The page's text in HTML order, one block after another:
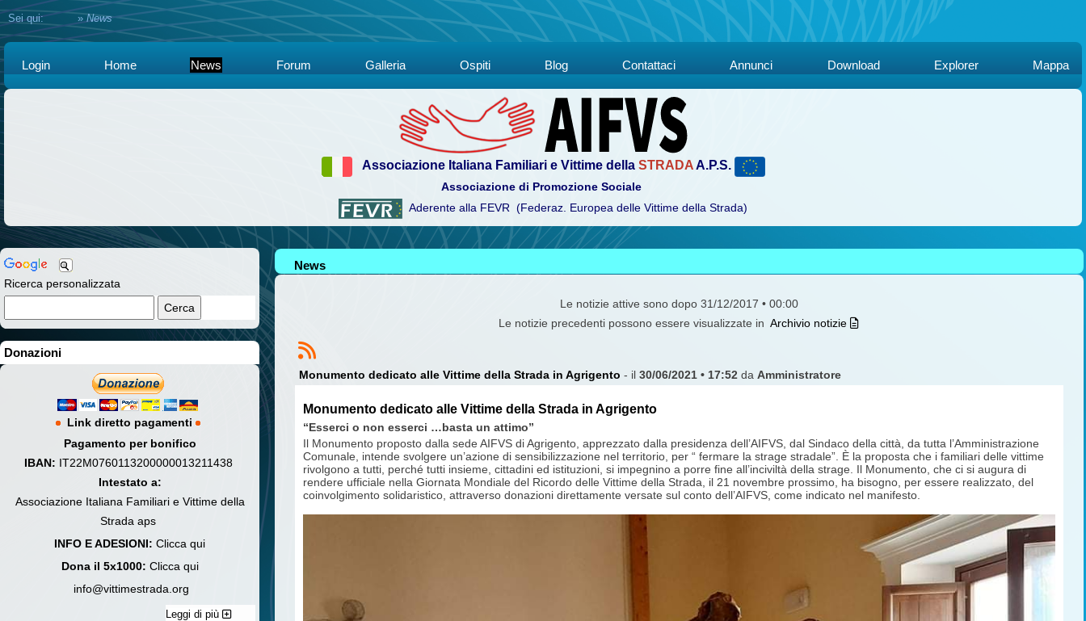
Sei qui:Home »News
Login Home News Forum Galleria Ospiti Blog Contattaci Annunci Download Explorer Mappa
Associazione Italiana Familiari e Vittime della STRADAA.P.S.
Associazione di Promozione Sociale
Aderente alla FEVR (Federaz. Europea delle Vittime della Strada)
Ricerca personalizzata
Donazioni
Link diretto pagamenti
Pagamento per bonifico
IBAN: IT22M0760113200000013211438
Intestato a:
Associazione Italiana Familiari e Vittime della
Strada aps
INFO E ADESIONI: Clicca qui
Dona il 5x1000: Clicca qui
info@vittimestrada.org
Leggi di più
News
Le notizie attive sono dopo 31/12/2017 • 00:00
Le notizie precedenti possono essere visualizzate in Archivio notizie
Monumento dedicato alle Vittime della Strada in Agrigento - il 30/06/2021 • 17:52 da Amministratore
Monumento dedicato alle Vittime della Strada in Agrigento
“Esserci o non esserci …basta un attimo”
Il Monumento proposto dalla sede AIFVS di Agrigento, apprezzato dalla presidenza dell’AIFVS, dal Sindaco della città, da tutta l’Amministrazione
Comunale, intende svolgere un’azione di sensibilizzazione nel territorio, per “ fermare la strage stradale”. È la proposta che i familiari delle vittime
rivolgono a tutti, perché tutti insieme, cittadini ed istituzioni, si impegnino a porre fine all’inciviltà della strage. Il Monumento, che ci si augura di
rendere ufficiale nella Giornata Mondiale del Ricordo delle Vittime della Strada, il 21 novembre prossimo, ha bisogno, per essere realizzato, del
coinvolgimento solidaristico, attraverso donazioni direttamente versate sul conto dell’AIFVS, come indicato nel manifesto.